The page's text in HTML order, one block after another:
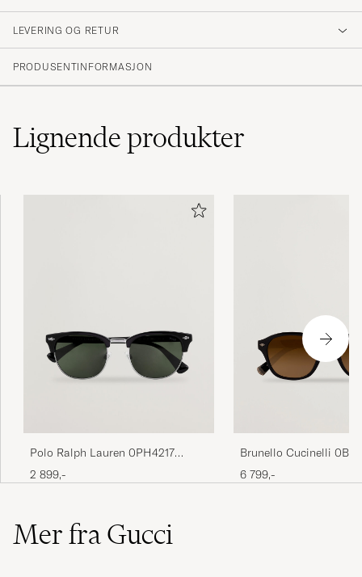
4
LEVERING OG RETUR
PRODUSENTINFORMASJON
Lignendeprodukter
Polo Ralph Lauren 0PH4217
Sunglasses Black
2 899,-
Brunello Cucinelli
Sunglasses Nero
6 799,-
Mer fra Gucci